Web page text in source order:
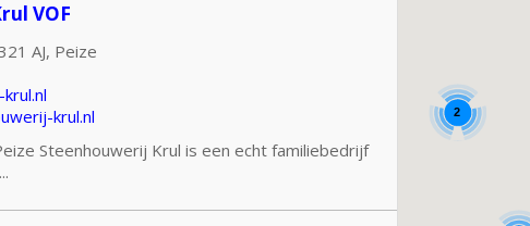
VOF
AJ, Peize
krul.nl
Steenhouwerij Krul is een echt familiebedrijf
2